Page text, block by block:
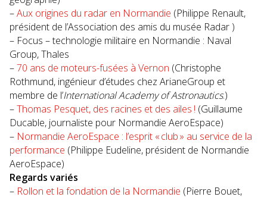
–Aux origines du radar en Normandie (Philippe Renault,
président de l’Association des amis du musée Radar )
– Focus – technologie militaire en Normandie : Naval
Group, Thales
–70 ans de moteurs-fusées à Vernon (Christophe
Rothmund, ingénieur d’études chez ArianeGroup et
membre de l’International Academy of Astronautics.)
–Thomas Pesquet, des racines et des ailes ! (Guillaume
Ducable, journaliste pour Normandie AeroEspace)
– Normandie AeroEspace : l’esprit « club » au service de la
performance (Philippe Eudeline, président de Normandie
AeroEspace)
Regards variés
– Rollon et la fondation de la Normandie (Pierre Bouet,